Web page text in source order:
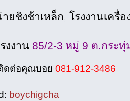
ยชิงช้าเหล็ก, โรงงานเครื่อ
งงาน 85/2-3 หมู่ 9 ต.กระ
ดต่อคุณบอย081-912-3486
boychigcha